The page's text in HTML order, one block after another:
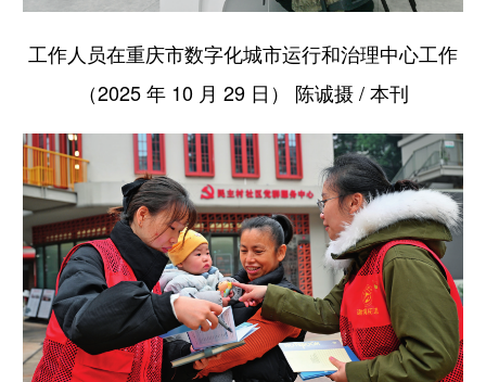
工作人员在重庆市数字化城市运行和治理中心工作
（2025 年 10 月 29 日） 陈诚摄 / 本刊